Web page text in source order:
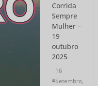
Corrida
Sempre
Mulher –
19
outubro
2025
16
Setembro,